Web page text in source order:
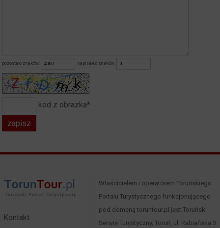
pozostało znaków: napisałeś znaków:
kod z obrazka*
Kontakt
Właścicielem i operatorem Toruńskiego
Portalu Turystycznego funkcjonującego
pod domeną toruntour.pl jest Toruński
Serwis Turystyczny, Toruń, ul. Rabiańska 3